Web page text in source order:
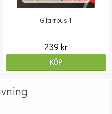
Gitarrbus 1
239 kr
KÖP